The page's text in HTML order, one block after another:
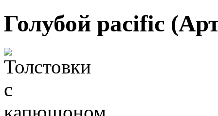
Голубой pacific